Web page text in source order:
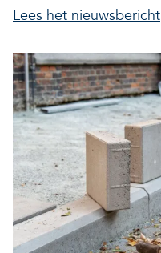
Lees het nieuwsbericht